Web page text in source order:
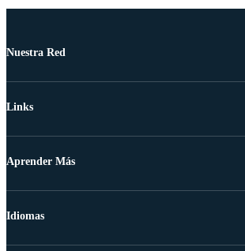
Nuestra Red
Links
Aprender Más
Idiomas